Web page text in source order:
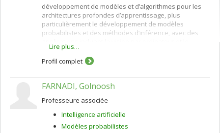
développement de modèles et d’algorithmes pour les
architectures profondes d’apprentissage, plus
particulièrement le développement de modèles
probabilistes et des méthodes d’inférence, avec des
traitement du langage.
Lire plus…
Profil complet
FARNADI, Golnoosh
Professeure associée
Intelligence artificielle
Modèles probabilistes